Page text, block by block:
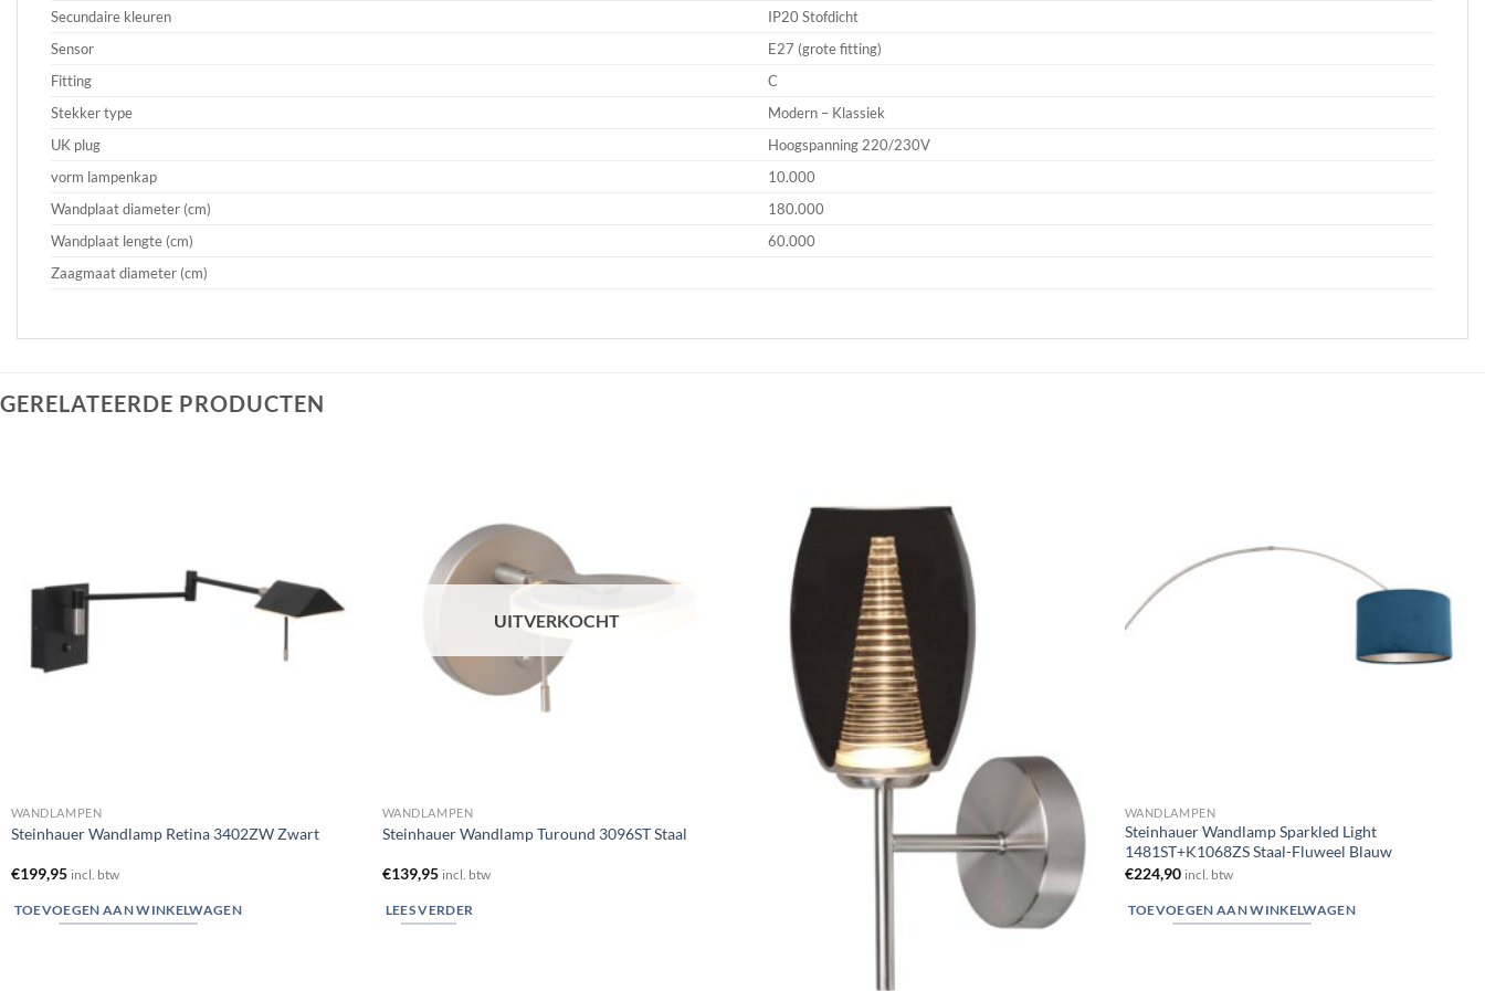
Secundaire kleuren
IP20 Stofdicht
Sensor
E27 (grote fitting)
Fitting
C
Stekker type
Modern – Klassiek
UK plug
Hoogspanning 220/230V
vorm lampenkap
10.000
Wandplaat diameter (cm)
180.000
Wandplaat lengte (cm)
60.000
Zaagmaat diameter (cm)
GERELATEERDE PRODUCTEN
WANDLAMPEN
Steinhauer Wandlamp Retina 3402ZW Zwart
€199,95 incl. btw
TOEVOEGEN AAN WINKELWAGEN
UITVERKOCHT
WANDLAMPEN
Steinhauer Wandlamp Turound 3096ST Staal
€139,95 incl. btw
LEES VERDER
WANDLAMPEN
Steinhauer Wandlamp Sparkled Light
1481ST+K1068ZS Staal-Fluweel Blauw
€224,90 incl. btw
TOEVOEGEN AAN WINKELWAGEN